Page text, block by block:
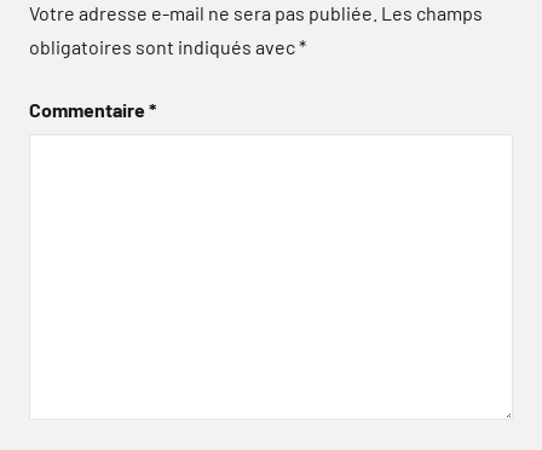
Votre adresse e-mail ne sera pas publiée. Les champs
obligatoires sont indiqués avec*
Commentaire*